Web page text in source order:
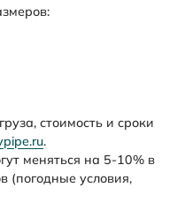
стоимость и сроки
.
меняться на 5-10% в
(погодные условия,